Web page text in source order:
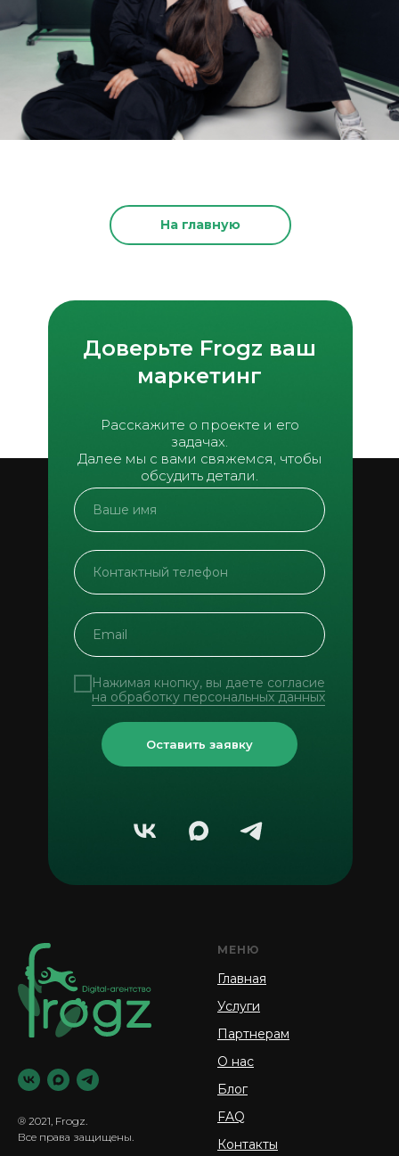
На главную
Расскажите о проекте и его
задачах.
Далее мы с вами свяжемся, чтобы
обсудить детали.
Нажимая кнопку, вы даете согласие
на обработку персональных данных
Оставить заявку
Доверьте Frogz ваш
маркетинг
® 2021, Frogz.
Все права защищены.
МЕНЮ
Главная
Услуги
Партнерам
О нас
Блог
FAQ
Контакты